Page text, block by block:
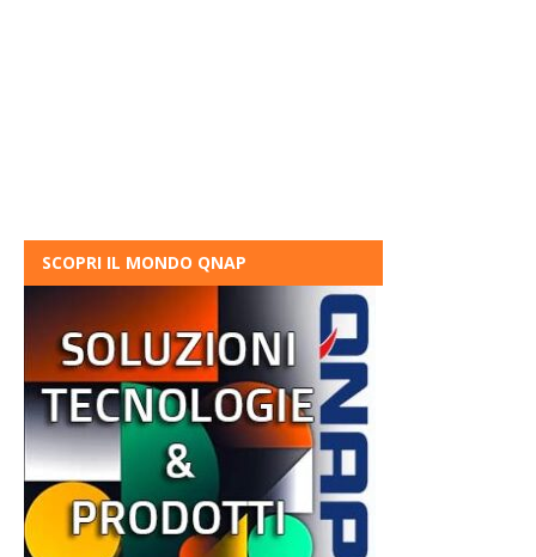
SCOPRI IL MONDO QNAP